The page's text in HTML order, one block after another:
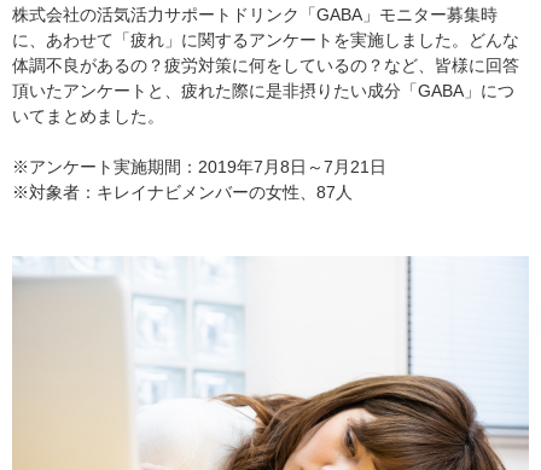
株式会社の活気活力サポートドリンク「GABA」モニター募集時
に、あわせて「疲れ」に関するアンケートを実施しました。どんな
体調不良があるの？疲労対策に何をしているの？など、皆様に回答
頂いたアンケートと、疲れた際に是非摂りたい成分「GABA」につ
いてまとめました。
※アンケート実施期間：2019年7月8日～7月21日
※対象者：キレイナビメンバーの女性、87人